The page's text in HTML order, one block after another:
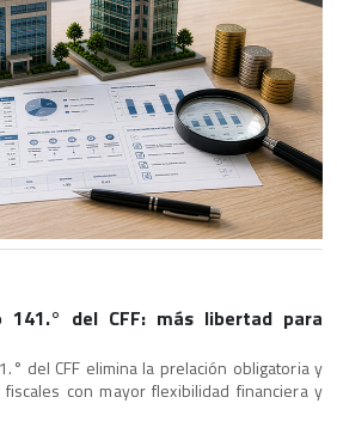
del CFF: más libertad para
del CFF elimina la prelación obligatoria y
con mayor flexibilidad financiera y